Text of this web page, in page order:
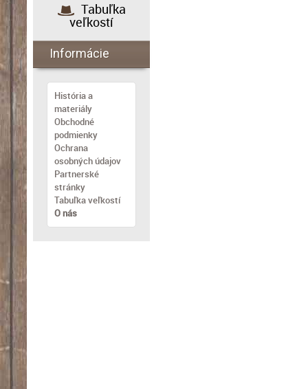
Tabuľka
veľkostí
Informácie
História a
materiály
Obchodné
podmienky
Ochrana
osobných údajov
Partnerské
stránky
Tabuľka veľkostí
O nás